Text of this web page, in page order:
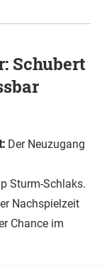
Schubert
Der Neuzugang
Sturm-Schlaks.
Nachspielzeit
Chance im